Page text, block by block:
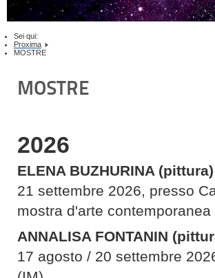
Sei qui:
Proxima
MOSTRE
MOSTRE
2026
ELENA BUZHURINA (pittura)
21 settembre 2026, presso
mostra d'arte contemporanea
ANNALISA FONTANIN
17 agosto / 20 settembre